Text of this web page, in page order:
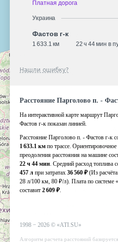
Платная дорога
Украина
Фастов г-к
1 633.1 км 22 ч 44 мин в
Нашли ошибку?
Расстояние Парголово п. -
На интерактивной карте маршрут
Фастов г-к показан линией.
Расстояние Парголово п. - Фастов г-к
1 633.1 км по трассе.
преодоления расстояния на машине
22 ч 44 мин. Средний расход топлива
457 л при затратах 36 560 ₽ (Из
28 л/100 км, 80 ₽/л). Плата по системе
составит 2 609 ₽.
1998 − 2026 © «ATI.SU»
Алгоритм расчета расстояний